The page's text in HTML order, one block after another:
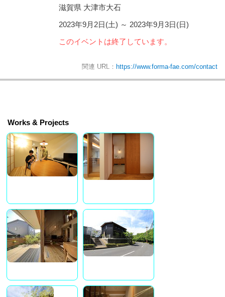
滋賀県 大津市大石
2023年9月2日(土) ～ 2023年9月3日(日)
このイベントは終了しています。
関連 URL： https://www.forma-fae.com/contact
Works & Projects